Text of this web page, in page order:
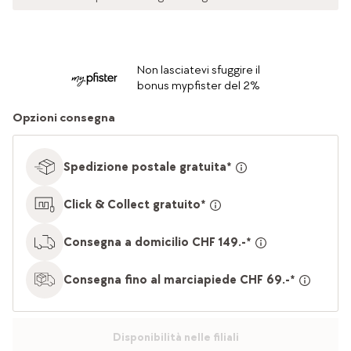
Non lasciatevi sfuggire il
bonus mypfister del 2%
Opzioni consegna
Spedizione postale gratuita*
Click & Collect gratuito*
Consegna a domicilio CHF 149.-*
Consegna fino al marciapiede CHF 69.-*
Disponibilità nelle filiali